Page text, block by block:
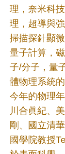
頁
臺
大
首
頁
網
站
導
覽
聯
理，奈米科
理，超導與
掃描探針顯
量子計算，
子/分子，量
體物理系統
今年的物理
川合眞紀、
剛、國立清
國學院教授